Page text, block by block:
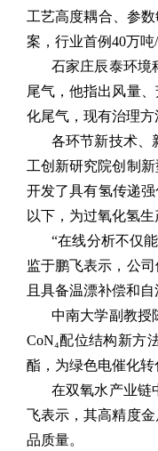
工艺高度耦合、参
案，行业首例40万
石家庄辰泰环境
尾气，他指出风量
化尾气，现有治理
各环节新技术、
工创新研究院创制
开发了具有氢传递
以下，为过氧化氢
“在线分析不仅
监于鹏飞表示，公
且具备温漂补偿和
中南大学副教授
CoN₄配位结构新方
酯，为绿色电催化
在双氧水产业链
飞表示，其高精度
品质量。